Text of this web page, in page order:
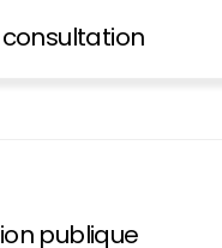
publique